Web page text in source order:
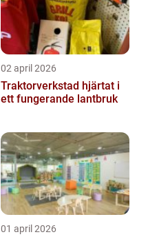
02 april 2026
Traktorverkstad hjärtat i
ett fungerande lantbruk
01 april 2026